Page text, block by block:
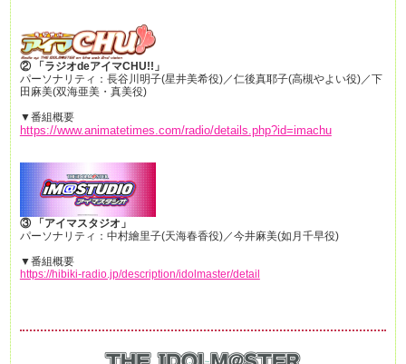
② 「ラジオdeアイマCHU!!」
パーソナリティ：長谷川明子(星井美希役)／仁後真耶子(高槻やよい役)／下
田麻美(双海亜美・真美役)
▼番組概要
https://www.animatetimes.com/radio/details.php?id=imachu
③ 「アイマスタジオ」
パーソナリティ：中村繪里子(天海春香役)／今井麻美(如月千早役)
▼番組概要
https://hibiki-radio.jp/description/idolmaster/detail